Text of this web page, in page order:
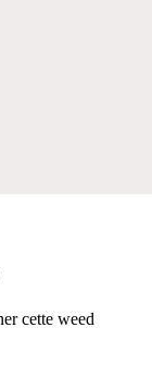
cette weed